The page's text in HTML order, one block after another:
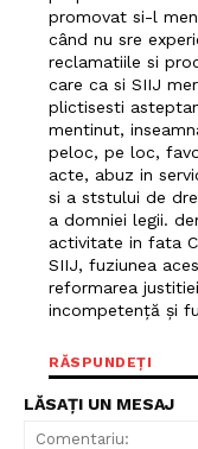
promovat si-l
când nu sre
reclamatiile si
care ca si SIIJ
plictisesti
mentinut,
peloc, pe loc,
acte, abuz in
si a ststului de
a domniei legii.
activitate in fata
SIIJ, fuziunea
reformarea
incompetență și
RĂSPUNDEȚI
LĂSAȚI UN MESAJ